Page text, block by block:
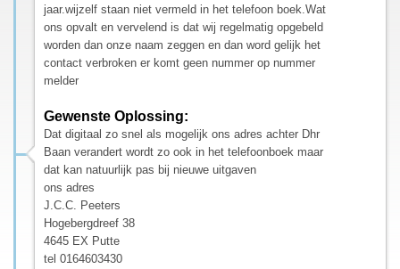
jaar.wijzelf staan niet vermeld in het telefoon boek.Wat
ons opvalt en vervelend is dat wij regelmatig opgebeld
worden dan onze naam zeggen en dan word gelijk het
contact verbroken er komt geen nummer op nummer
melder
Gewenste Oplossing:
Dat digitaal zo snel als mogelijk ons adres achter Dhr
Baan verandert wordt zo ook in het telefoonboek maar
dat kan natuurlijk pas bij nieuwe uitgaven
ons adres
J.C.C. Peeters
Hogebergdreef 38
4645 EX Putte
tel 0164603430